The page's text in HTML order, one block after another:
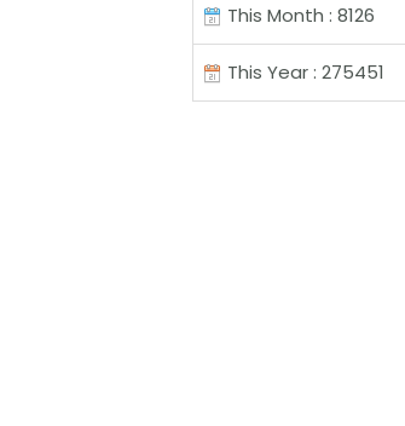
This Month : 8126
This Year : 275451